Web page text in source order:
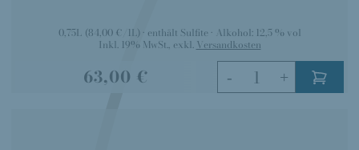
0,75L (84,00 €/1L) enthält Sulfite Alkohol: 12,5 % vol
63,00 €
Inkl. 19% MwSt., exkl. Versandkosten
- +